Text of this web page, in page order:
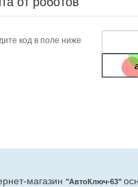
код в поле ниже
магазин "АвтоКлюч-63"